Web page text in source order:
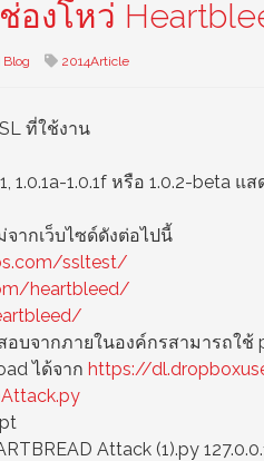
องโหว่
Blog 2014Article
ที่ใช้งาน
1.0.1a-1.0.1f หรือ 1.0.2-beta
ากเว็บไซด์ดังต่อไปนี้
ssltest/
heartbleed/
บจากภายในองค์กรสามารถใช้
ได้จาก https://
Attack (1).py